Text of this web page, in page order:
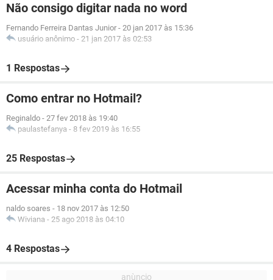
Não consigo digitar nada no word
Fernando Ferreira Dantas Junior - 20 jan 2017 às 15:36
usuário anônimo - 21 jan 2017 às 02:53
1 Respostas
Como entrar no Hotmail?
Reginaldo - 27 fev 2018 às 19:40
paulastefanya - 8 fev 2019 às 16:55
25 Respostas
Acessar minha conta do Hotmail
naldo soares - 18 nov 2017 às 12:50
Wiviana - 25 ago 2018 às 04:10
4 Respostas